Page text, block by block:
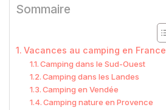
Sommaire
Vacances au camping en France
Camping dans le Sud-Ouest
Camping dans les Landes
Camping en Vendée
Camping nature en Provence